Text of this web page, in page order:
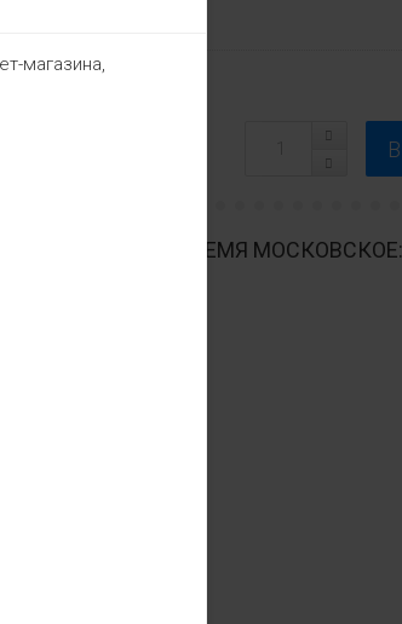
ЕЖЕДНЕВНО ВРЕМЯ МОСКОВСКОЕ:
магазина,